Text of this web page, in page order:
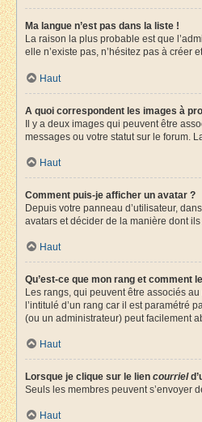
Ma langue n’est pas dans la liste !
La raison la plus probable est que
elle n’existe pas, n’hésitez pas à créer
Haut
A quoi correspondent les images à
Il y a deux images qui peuvent être
messages ou votre statut sur le forum.
Haut
Comment puis-je afficher un avatar ?
Depuis votre panneau d’utilisateur,
avatars et décider de la manière dont
Haut
Qu’est-ce que mon rang et comment
Les rangs, qui peuvent être associés
l’intitulé d’un rang car il est paramétré
(ou un administrateur) peut facilement
Haut
Lorsque je clique sur le lien courriel
Seuls les membres peuvent s’envoyer
Haut